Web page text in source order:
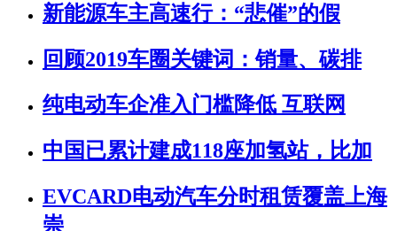
新能源车主高速行：“悲催”的假
回顾2019车圈关键词：销量、碳排
纯电动车企准入门槛降低 互联网
中国已累计建成118座加氢站，比加
EVCARD电动汽车分时租赁覆盖上海
崇